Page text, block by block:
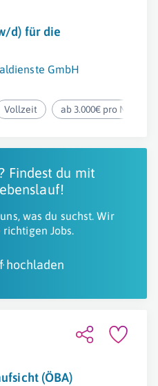
d) für die
GmbH
Vollzeit ab 3.000€ pro Monat
Findest du mit
was du suchst. Wir
Jobs.
hochladen
(ÖBA)